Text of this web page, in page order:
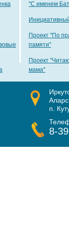
"С именем
Проект "По
памяти"
Проект
мама"
п.
8-